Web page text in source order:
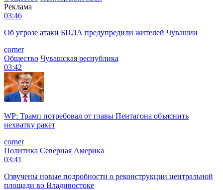
Реклама
03:46
Об угрозе атаки БПЛА предупредили жителей Чувашии
corner
Общество Чувашская республика
03:42
WP: Трамп потребовал от главы Пентагона объяснить
нехватку ракет
corner
Политика Северная Америка
03:41
Озвучены новые подробности о реконструкции центральной
площади во Владивостоке